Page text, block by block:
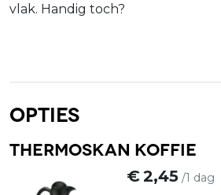
vlak. Handig toch?
Opties
Thermoskan koffie
€2,45 /1 dag